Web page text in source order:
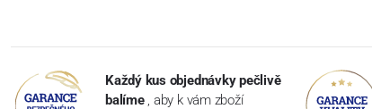
Každý kus objednávky pečlivě
balíme , aby k vám zboží